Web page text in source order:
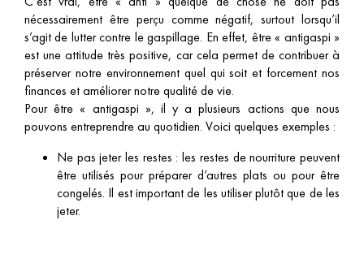
nécessairement être perçu comme négatif, surtout lorsqu’il
s’agit de lutter contre le gaspillage. En effet, être « antigaspi »
est une attitude très positive, car cela permet de contribuer à
préserver notre environnement quel qui soit et forcement nos
finances et améliorer notre qualité de vie.
Pour être « antigaspi », il y a plusieurs actions que nous
pouvons entreprendre au quotidien. Voici quelques exemples :
Ne pas jeter les restes : les restes de nourriture peuvent
être utilisés pour préparer d’autres plats ou pour être
congelés. Il est important de les utiliser plutôt que de les
jeter.